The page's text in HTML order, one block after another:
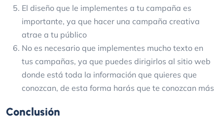
El diseño que le implementes a tu campaña es
importante, ya que hacer una campaña creativa
atrae a tu público
No es necesario que implementes mucho texto en
tus campañas, ya que puedes dirigirlos al sitio web
donde está toda la información que quieres que
conozcan, de esta forma harás que te conozcan más
Conclusión